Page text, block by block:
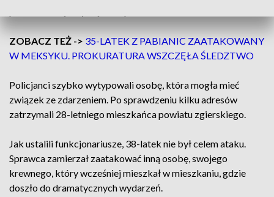
ZOBACZ TEŻ -> 35-LATEK Z PABIANIC ZAATAKOWANY
W MEKSYKU. PROKURATURA WSZCZĘŁA ŚLEDZTWO
Policjanci szybko wytypowali osobę, która mogła mieć
związek ze zdarzeniem. Po sprawdzeniu kilku adresów
zatrzymali 28-letniego mieszkańca powiatu zgierskiego.
Jak ustalili funkcjonariusze, 38-latek nie był celem ataku.
Sprawca zamierzał zaatakować inną osobę, swojego
krewnego, który wcześniej mieszkał w mieszkaniu, gdzie
doszło do dramatycznych wydarzeń.